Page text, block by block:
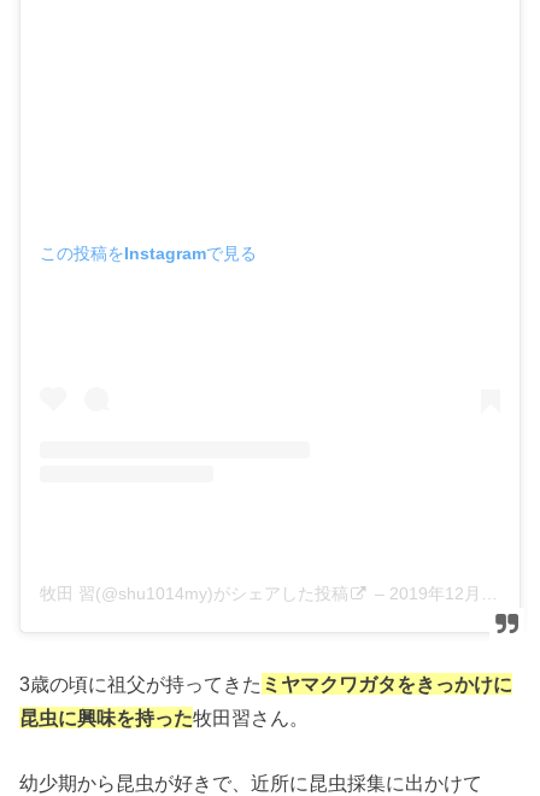
この投稿をInstagramで見る
牧田 習(@shu1014my)がシェアした投稿 – 2019年12月月11日午前3時38分PST
3歳の頃に祖父が持ってきた ミヤマクワガタをきっかけに
昆虫に興味を持った牧田習さん。
幼少期から昆虫が好きで、近所に昆虫採集に出かけて